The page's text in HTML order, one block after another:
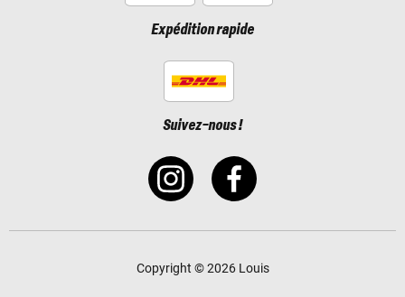
Expédition rapide
Suivez-nous !
Copyright © 2026 Louis